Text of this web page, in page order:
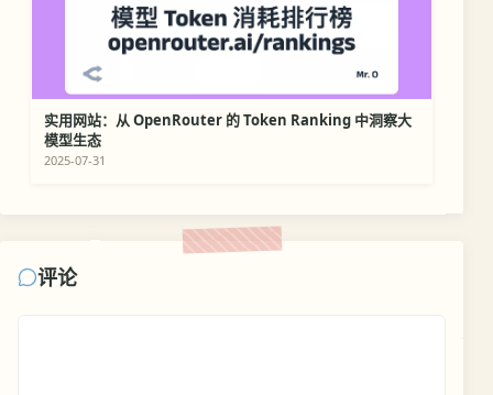
实用网站：从 OpenRouter 的 Token Ranking 中洞察大
模型生态
2025-07-31
评论